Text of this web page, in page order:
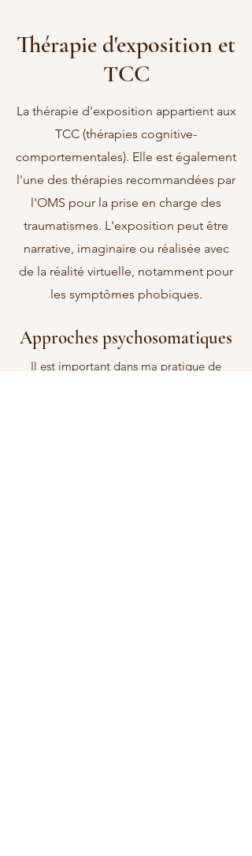
ICV
Intégration du Cycle de la Vie - l'ICV est
une approche qui utilise la répétition
d'une ligne de souvenirs pour aider le
cerveau à intégrer les expériences
passées. Elle permet de réduire
l'impact des traumatismes, d'apaiser
les émotions et d'améliorer la
régulation émotionnelle, en renforçant
le sentiment de sécurité intérieure.
Thérapie d'exposition et
TCC
La thérapie d'exposition appartient aux
TCC (thérapies cognitive-
comportementales). Elle est également
l'une des thérapies recommandées par
l'OMS pour la prise en charge des
traumatismes. L'exposition peut être
narrative, imaginaire ou réalisée avec
de la réalité virtuelle, notamment pour
les symptômes phobiques.
Approches psychosomatiques
Il est important dans ma pratique de